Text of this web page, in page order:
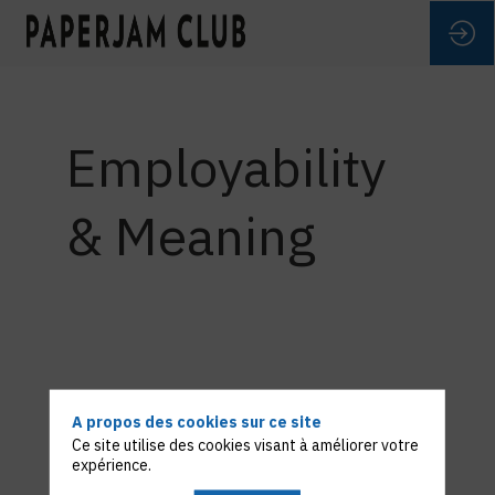
Employability
& Meaning
A propos des cookies sur ce site
Ce site utilise des cookies visant à améliorer votre
expérience.